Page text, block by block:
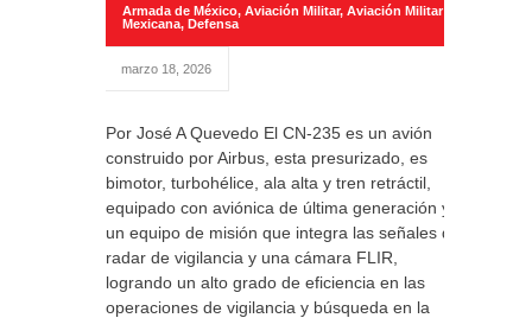
Armada de México, Aviación Militar, Aviación Militar
Mexicana, Defensa
marzo 18, 2026
Por José A Quevedo El CN-235 es un avión
construido por Airbus, esta presurizado, es
bimotor, turbohélice, ala alta y tren retráctil,
equipado con aviónica de última generación y
un equipo de misión que integra las señales de
radar de vigilancia y una cámara FLIR,
logrando un alto grado de eficiencia en las
operaciones de vigilancia y búsqueda en la